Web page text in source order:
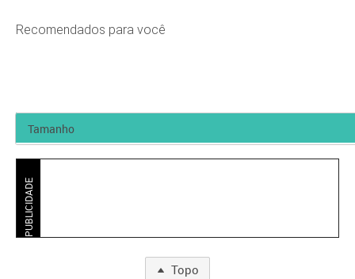
Recomendados para você
PUBLICIDADE
Topo